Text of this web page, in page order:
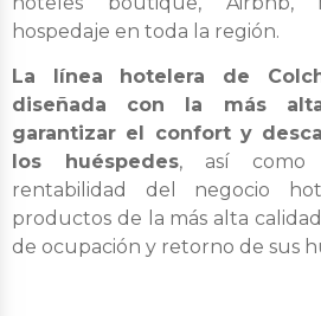
hospedaje en toda la región.
La línea hotelera de
diseñada con la más
garantizar el confort y
los huéspedes, así como
rentabilidad del negocio
productos de la más alta
de ocupación y retorno de sus